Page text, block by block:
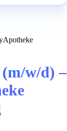
w/d) –